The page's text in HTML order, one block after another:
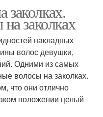
заколках.
заколках
накладных
волос девушки,
Одними из самых
волосы на заколках.
что они отлично
положении целый